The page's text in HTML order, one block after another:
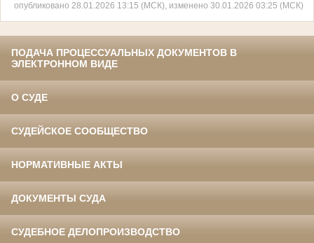
опубликовано 28.01.2026 13:15 (МСК), изменено 30.01.2026 03:25 (МСК)
ПОДАЧА ПРОЦЕССУАЛЬНЫХ ДОКУМЕНТОВ В
ЭЛЕКТРОННОМ ВИДЕ
О СУДЕ
СУДЕЙСКОЕ СООБЩЕСТВО
НОРМАТИВНЫЕ АКТЫ
ДОКУМЕНТЫ СУДА
СУДЕБНОЕ ДЕЛОПРОИЗВОДСТВО